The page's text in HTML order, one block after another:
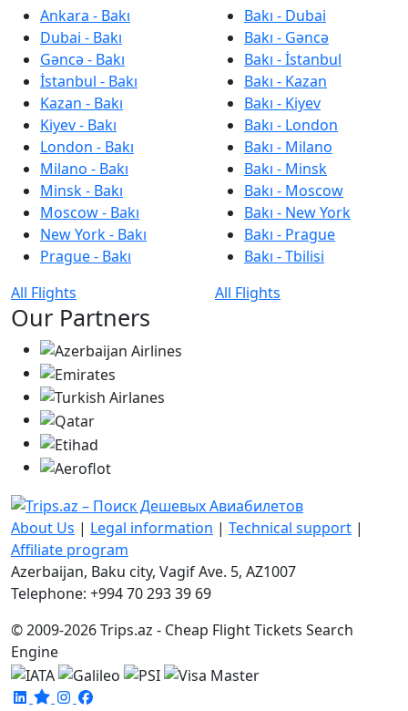
Ankara - Bakı
Dubai - Bakı
Gəncə - Bakı
İstanbul - Bakı
Kazan - Bakı
Kiyev - Bakı
London - Bakı
Milano - Bakı
Minsk - Bakı
Moscow - Bakı
New York - Bakı
Prague - Bakı
All Flights
Bakı - Dubai
Bakı - Gəncə
Bakı - İstanbul
Bakı - Kazan
Bakı - Kiyev
Bakı - London
Bakı - Milano
Bakı - Minsk
Bakı - Moscow
Bakı - New York
Bakı - Prague
Bakı - Tbilisi
All Flights
Our Partners
About Us | Legal information | Technical support |
Affiliate program
Azerbaijan, Baku city, Vagif Ave. 5, AZ1007
Telephone: +994 70 293 39 69
© 2009-2026 Trips.az - Cheap Flight Tickets Search
Engine